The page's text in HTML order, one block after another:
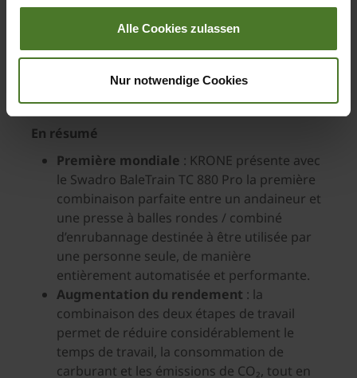
Alle Cookies zulassen
Nur notwendige Cookies
la force d’innovation de KRONE permet encore et
toujours de trouver de nouvelles solutions pour
permettre à ses clients de gagner en efficience
technique et économique.
En résumé
Première mondiale : KRONE présente avec
le Swadro BaleTrain TC 880 Pro la première
combinaison parfaite entre un andaineur et
une presse à balles rondes / combiné
d’enrubannage destinée à être utilisée par
une personne seule, de manière
entièrement automatisée et performante.
Augmentation du rendement : la
combinaison des deux étapes de travail
permet de réduire considérablement le
temps de travail, la consommation de
carburant et les émissions de CO₂, tout en